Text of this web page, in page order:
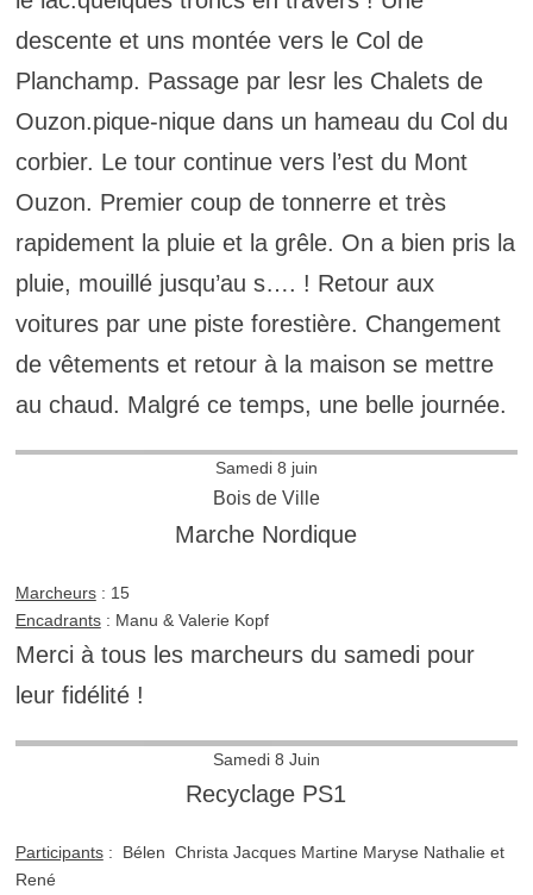
descente et uns montée vers le Col de
Planchamp. Passage par lesr les Chalets de
Ouzon.pique-nique dans un hameau du Col du
corbier. Le tour continue vers l’est du Mont
Ouzon. Premier coup de tonnerre et très
rapidement la pluie et la grêle. On a bien pris la
pluie, mouillé jusqu’au s…. ! Retour aux
voitures par une piste forestière. Changement
de vêtements et retour à la maison se mettre
au chaud. Malgré ce temps, une belle journée.
Samedi 8 juin
Bois de Ville
Marche Nordique
Marcheurs: 15
Encadrants: Manu & Valerie Kopf
Merci à tous les marcheurs du samedi pour
leur fidélité !
Samedi 8 Juin
Recyclage PS1
Participants: Bélen Christa Jacques Martine Maryse Nathalie et
René